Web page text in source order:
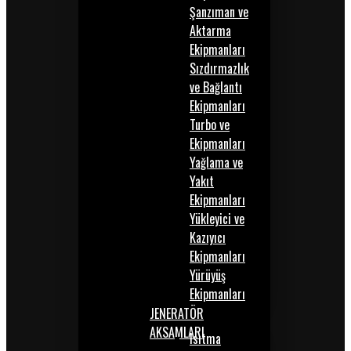
Şanzıman ve
Aktarma
Ekipmanları
Sızdırmazlık
ve Bağlantı
Ekipmanları
Turbo ve
Ekipmanları
Yağlama ve
Yakıt
Ekipmanları
Yükleyici ve
Kazıyıcı
Ekipmanları
Yürüyüş
Ekipmanları
JENERATÖR
AKSAMLARIIsıtma